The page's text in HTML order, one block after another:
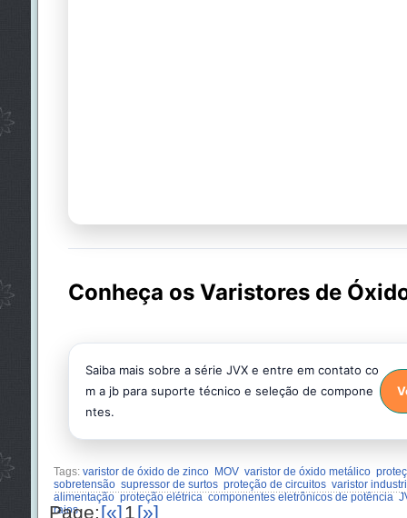
Conheça os Varistores de
Saiba mais sobre a série JVX e entre em contato co
m a jb para suporte técnico e seleção de compone
ntes.
Tags: varistor de óxido de zinco MOV varistor de óxido metálico
sobretensão supressor de surtos proteção de circuitos varistor
alimentação proteção elétrica componentes eletrônicos de potência
raios
Page:[«]1[»]